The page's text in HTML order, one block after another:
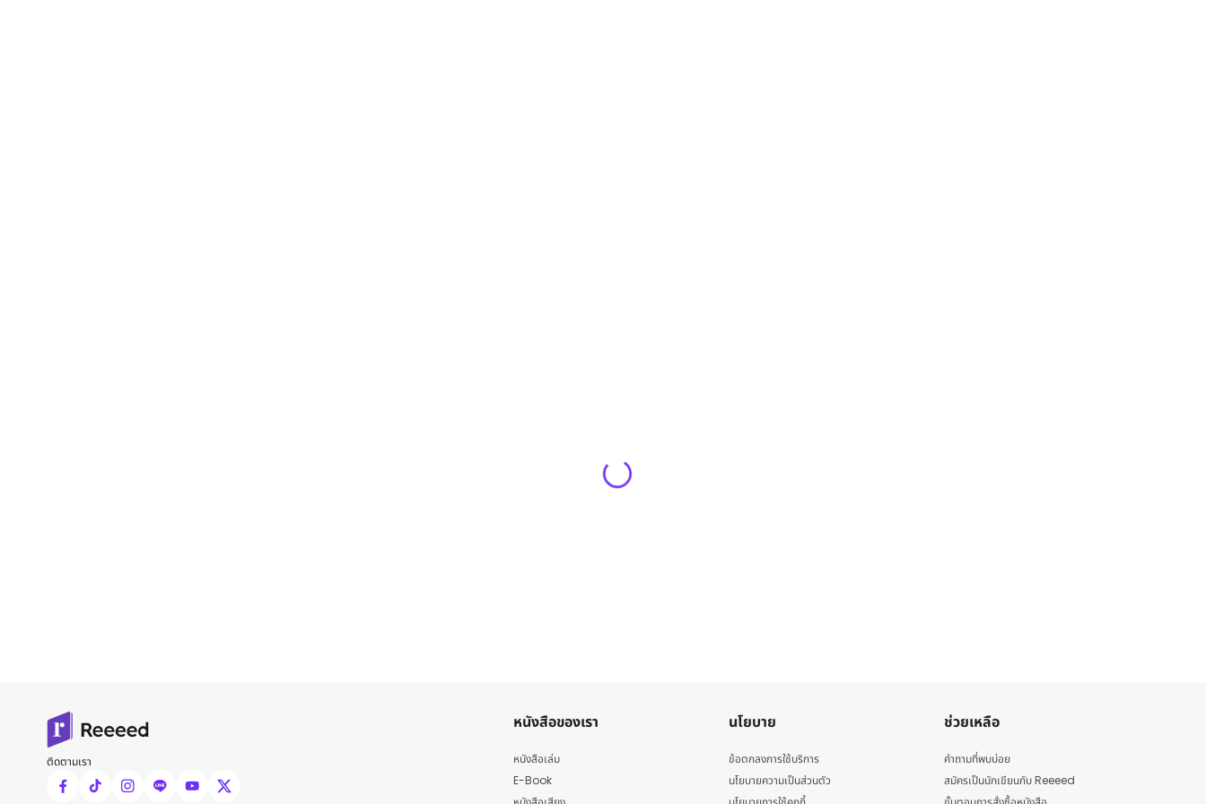
ติดตามเรา
หนังสือของเรา
หนังสือเล่ม
E-Book
นโยบาย
ข้อตกลงการใช้บริการ
นโยบายความเป็นส่วนตัว
ช่วยเหลือ
คำถามที่พบบ่อย
สมัครเป็นนักเขียนกับ Reeeed